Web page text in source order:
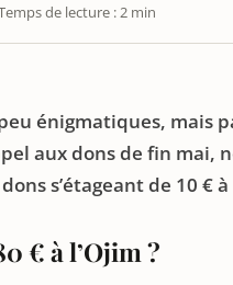
de lecture : 2 min
énigmatiques, mais
aux dons de fin mai,
s’étageant de 10 € à
€ à l’Ojim ?